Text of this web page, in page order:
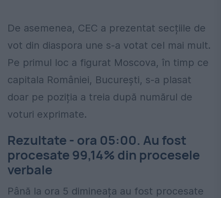
De asemenea, CEC a prezentat secțiile de
vot din diaspora une s-a votat cel mai mult.
Pe primul loc a figurat Moscova, în timp ce
capitala României, București, s-a plasat
doar pe poziția a treia după numărul de
voturi exprimate.
Rezultate - ora 05:00. Au fost
procesate 99,14% din procesele
verbale
Până la ora 5 dimineața au fost procesate